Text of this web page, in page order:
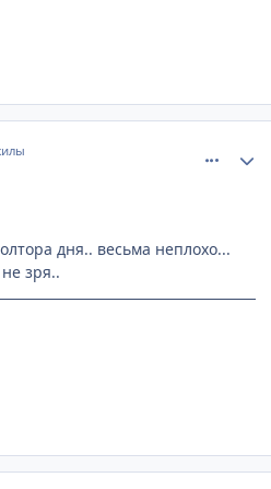
дня.. весьма неплохо...
зря..